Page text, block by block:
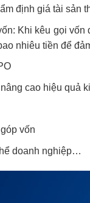
định giá tài sản
Khi kêu gọi
nhiêu tiền để
cao hiệu quả
vốn
doanh nghiệp…